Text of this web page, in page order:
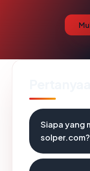
Siapa yang
solper.com?